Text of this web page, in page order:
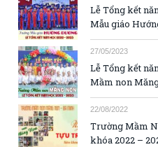
Lễ Tổng kết
Mẫu giáo
27/05/2023
Lễ Tổng kết
Mầm non
22/08/2022
Trường Mầm
khóa 2022 –